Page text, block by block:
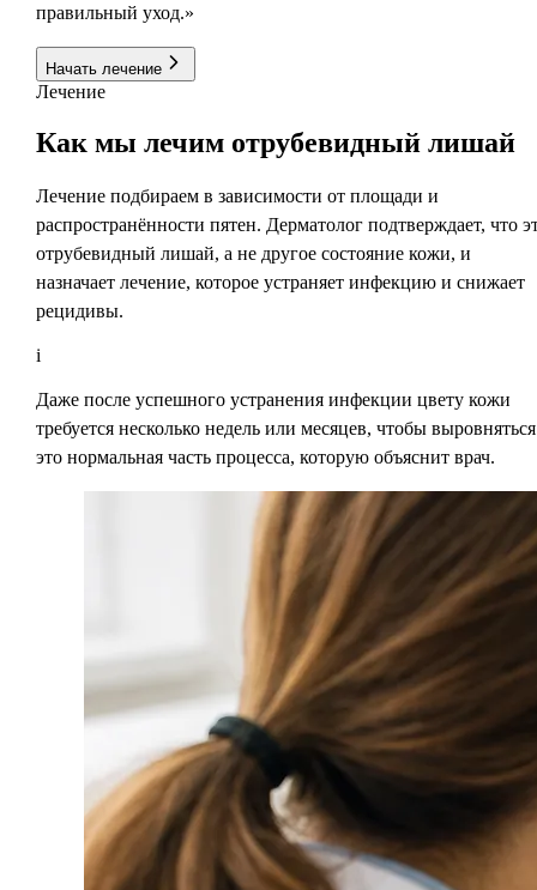
правильный уход.»
Начать лечение
Лечение
Как мы лечим отрубевидный лишай
Лечение подбираем в зависимости от площади и
распространённости пятен. Дерматолог подтверждает, что
отрубевидный лишай, а не другое состояние кожи, и
назначает лечение, которое устраняет инфекцию и снижает
рецидивы.
i
Даже после успешного устранения инфекции цвету кожи
требуется несколько недель или месяцев, чтобы
это нормальная часть процесса, которую объяснит врач.